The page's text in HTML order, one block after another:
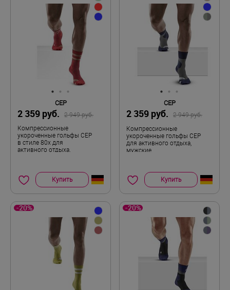
CEP
2 359 руб.
2 949 руб.
Компрессионные
укороченные гольфы CEP
в стиле 80х для
активного отдыха,
Купить
CEP
2 359 руб.
2 949 руб.
Компрессионные
укороченные гольфы CEP
для активного отдыха,
мужские
Купить
-20% -20%